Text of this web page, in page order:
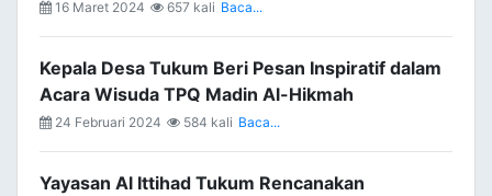
16 Maret 2024 657 kali Baca...
Kepala Desa Tukum Beri Pesan Inspiratif dalam
Acara Wisuda TPQ Madin Al-Hikmah
24 Februari 2024 584 kali Baca...
Yayasan Al Ittihad Tukum Rencanakan